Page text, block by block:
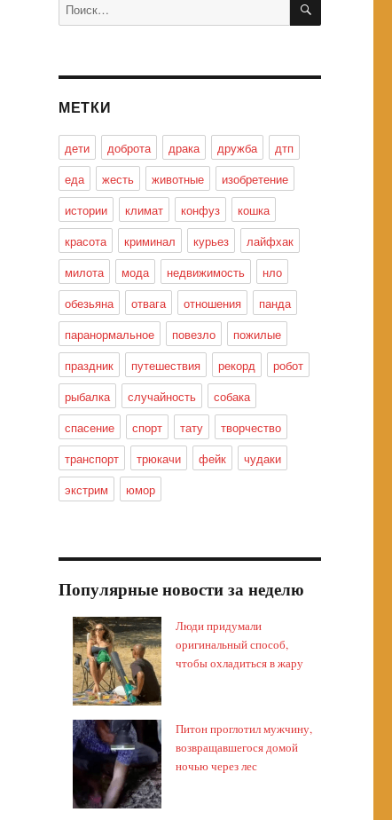
МЕТКИ
дети доброта драка дружба
дтп
еда
жесть животные
изобретение
истории
климат конфуз
кошка
красота
криминал курьез
лайфхак
милота
мода недвижимость
нло
обезьяна
отвага отношения
панда
паранормальное
повезло
пожилые
праздник
путешествия рекорд
робот
рыбалка
случайность
собака
спасение
спорт тату
творчество
транспорт
трюкачи фейк
чудаки
экстрим
юмор
Популярные новости за неделю
Люди придумали
оригинальный способ,
чтобы охладиться в жару
Питон проглотил мужчину,
возвращавшегося домой
ночью через лес